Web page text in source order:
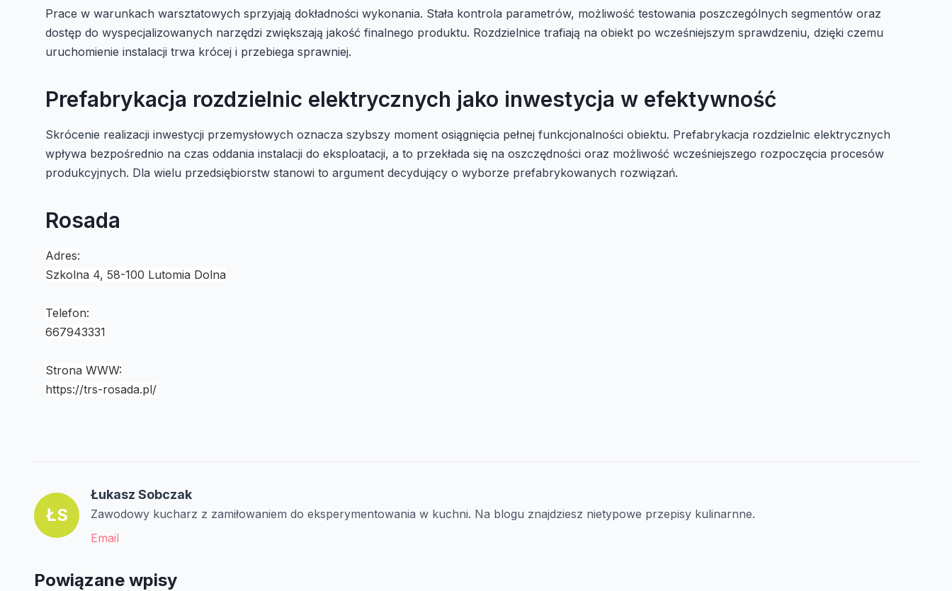
Prace w warunkach warsztatowych sprzyjają dokładności wykonania. Stała kontrola parametrów, możliwość testowania poszczególnych segmentów oraz
dostęp do wyspecjalizowanych narzędzi zwiększają jakość finalnego produktu. Rozdzielnice trafiają na obiekt po wcześniejszym sprawdzeniu, dzięki czemu
uruchomienie instalacji trwa krócej i przebiega sprawniej.
Prefabrykacja rozdzielnic elektrycznych jako inwestycja w efektywność
Skrócenie realizacji inwestycji przemysłowych oznacza szybszy moment osiągnięcia pełnej funkcjonalności obiektu. Prefabrykacja rozdzielnic elektrycznych
wpływa bezpośrednio na czas oddania instalacji do eksploatacji, a to przekłada się na oszczędności oraz możliwość wcześniejszego rozpoczęcia procesów
produkcyjnych. Dla wielu przedsiębiorstw stanowi to argument decydujący o wyborze prefabrykowanych rozwiązań.
Rosada
Adres:
Szkolna 4, 58-100 Lutomia Dolna
Telefon:
667943331
Strona WWW:
https://trs-rosada.pl/
ŁS
Łukasz Sobczak
Zawodowy kucharz z zamiłowaniem do eksperymentowania w kuchni. Na blogu znajdziesz nietypowe przepisy kulinarnne.
Email
Powiązane wpisy